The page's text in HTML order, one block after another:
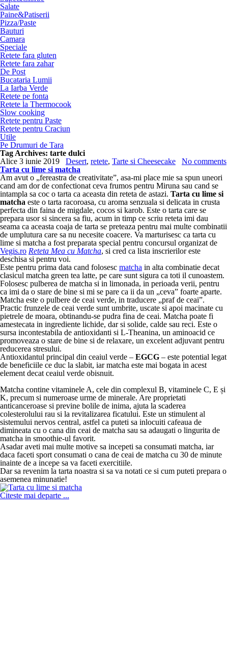
Salate
Paine&Patiserii
Pizza/Paste
Bauturi
Camara
Speciale
Retete fara gluten
Retete fara zahar
De Post
Bucataria Lumii
La Iarba Verde
Retete pe fonta
Retete la Thermocook
Slow cooking
Retete pentru Paste
Retete pentru Craciun
Utile
Pe Drumuri de Tara
Tag Archives: tarte dulci
Alice 3 iunie 2019 Desert, retete, Tarte si Cheesecake
No comments
Tarta cu lime si matcha
Am avut o „fereastra de creativitate”, asa-mi place mie sa spun uneori
cand am dor de confectionat ceva frumos pentru Miruna sau cand se
intampla sa coc o tarta ca aceasta din reteta de astazi. Tarta cu lime si
matcha este o tarta racoroasa, cu aroma senzuala si delicata in crusta
perfecta din faina de migdale, cocos si karob. Este o tarta care se
prepara usor si sincera sa fiu, acum in timp ce scriu reteta imi dau
seama ca aceasta coaja de tarta se preteaza pentru mai multe combinatii
de umplutura care sa nu necesite coacere. Va marturisesc ca tarta cu
lime si matcha a fost preparata special pentru concursul organizat de
Vegis.ro Reteta Mea cu Matcha, si cred ca lista inscrierilor este
deschisa si pentru voi.
Este pentru prima data cand folosesc matcha in alta combinatie decat
clasicul matcha green tea latte, pe care sunt sigura ca toti il cunoastem.
Folosesc pulberea de matcha si in limonada, in perioada verii, pentru
ca imi da o stare de bine si mi se pare ca ii da un „ceva” foarte aparte.
Matcha este o pulbere de ceai verde, in traducere „praf de ceai”.
Practic frunzele de ceai verde sunt umbrite, uscate si apoi macinate cu
pietrele de moara, obtinandu-se pudra fina de ceai. Matcha poate fi
amestecata in ingrediente lichide, dar si solide, calde sau reci. Este o
sursa incontestabila de antioxidanti si L-Theanina, un aminoacid ce
promoveaza o stare de bine si de relaxare, un excelent adjuvant pentru
reducerea stresului.
Antioxidantul principal din ceaiul verde – EGCG – este potential legat
de beneficiile ce duc la slabit, iar matcha este mai bogata in acest
element decat ceaiul verde obisnuit.
Matcha contine vitaminele A, cele din complexul B, vitaminele C, E și
K, precum si numeroase urme de minerale. Are proprietati
anticanceroase si previne bolile de inima, ajuta la scaderea
colesterolului rau si la revitalizarea ficatului. Este un stimulent al
sistemului nervos central, astfel ca puteti sa inlocuiti cafeaua de
dimineata cu o cana din ceai de matcha sau sa adaugati o lingurita de
matcha in smoothie-ul favorit.
Asadar aveti mai multe motive sa incepeti sa consumati matcha, iar
daca faceti sport consumati o cana de ceai de matcha cu 30 de minute
inainte de a incepe sa va faceti exercitiile.
Dar sa revenim la tarta noastra si sa va notati ce si cum puteti prepara o
asemenea minunatie!
Citeste mai departe ...